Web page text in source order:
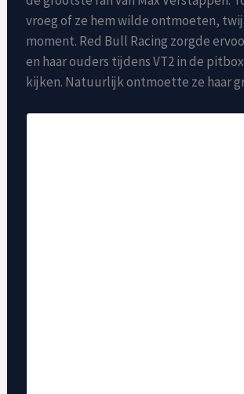
vroeg of ze hem wilde ontmoeten,
moment. Red Bull Racing zorgde
en haar ouders tijdens VT2 in de
kijken. Natuurlijk ontmoette ze haar